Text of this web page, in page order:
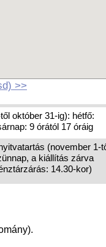
>>
október 31-ig): hétfő:
9 órától 17 óráig
(november 1-
a kiállítás zárva
14.30-kor)